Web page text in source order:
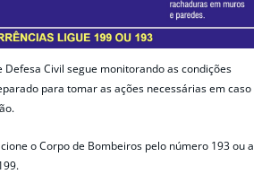
Defesa Civil segue monitorando as condições
para tomar as ações necessárias em caso
o Corpo de Bombeiros pelo número 193 ou a